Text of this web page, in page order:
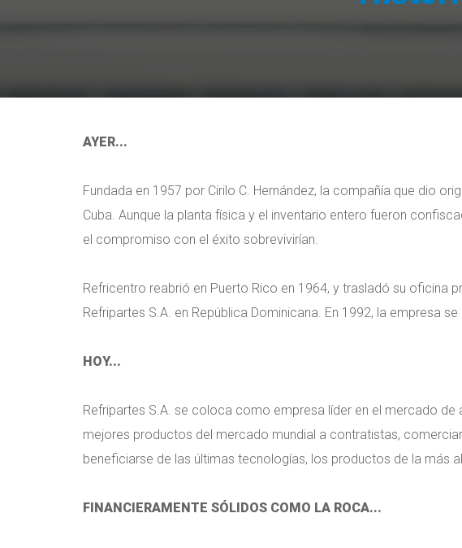
AYER...
Fundada en 1957 por Cirilo C. Hernández, la compañía que dio
Cuba. Aunque la planta física y el inventario entero fueron
el compromiso con el éxito sobrevivirían.
Refricentro reabrió en Puerto Rico en 1964, y trasladó su oficina
Refripartes S.A. en República Dominicana. En 1992, la empresa
HOY...
Refripartes S.A. se coloca como empresa líder en el mercado
mejores productos del mercado mundial a contratistas,
beneficiarse de las últimas tecnologías, los productos de la más
FINANCIERAMENTE SÓLIDOS COMO LA ROCA...